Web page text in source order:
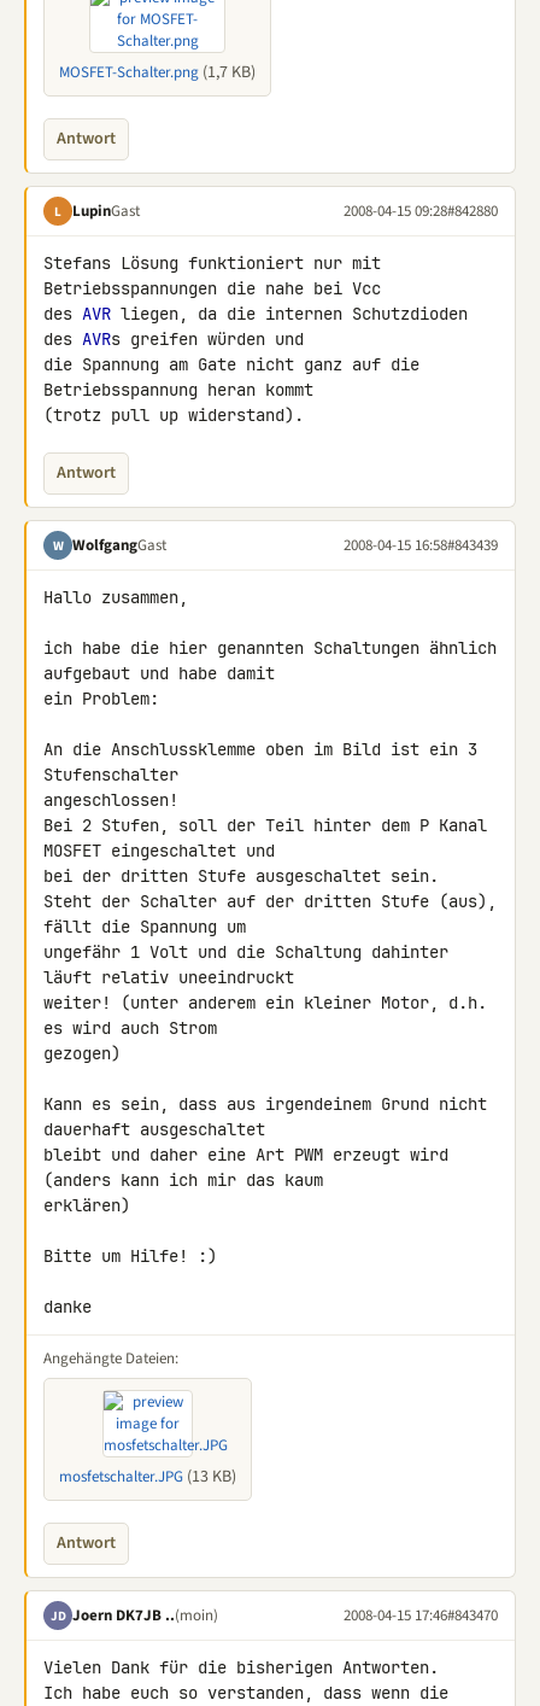
MOSFET-Schalter.png (1,7 KB)
Antwort
L LupinGast 2008-04-15 09:28#842880
Stefans Lösung funktioniert nur mit
Betriebsspannungen die nahe bei Vcc
des AVR liegen, da die internen Schutzdioden
des AVRs greifen würden und
die Spannung am Gate nicht ganz auf die
Betriebsspannung heran kommt
(trotz pull up widerstand).
Antwort
W WolfgangGast 2008-04-15 16:58#843439
Hallo zusammen,
ich habe die hier genannten Schaltungen ähnlich
aufgebaut und habe damit
ein Problem:
An die Anschlussklemme oben im Bild ist ein 3
Stufenschalter
angeschlossen!
Bei 2 Stufen, soll der Teil hinter dem P Kanal
MOSFET eingeschaltet und
bei der dritten Stufe ausgeschaltet sein.
Steht der Schalter auf der dritten Stufe (aus),
fällt die Spannung um
ungefähr 1 Volt und die Schaltung dahinter
läuft relativ uneeindruckt
weiter! (unter anderem ein kleiner Motor, d.h.
es wird auch Strom
gezogen)
Kann es sein, dass aus irgendeinem Grund nicht
dauerhaft ausgeschaltet
bleibt und daher eine Art PWM erzeugt wird
(anders kann ich mir das kaum
erklären)
Bitte um Hilfe! :)
danke
Angehängte Dateien:
mosfetschalter.JPG (13 KB)
Antwort
JD Joern DK7JB ..(moin) 2008-04-15 17:46#843470
Vielen Dank für die bisherigen Antworten.
Ich habe euch so verstanden, dass wenn die